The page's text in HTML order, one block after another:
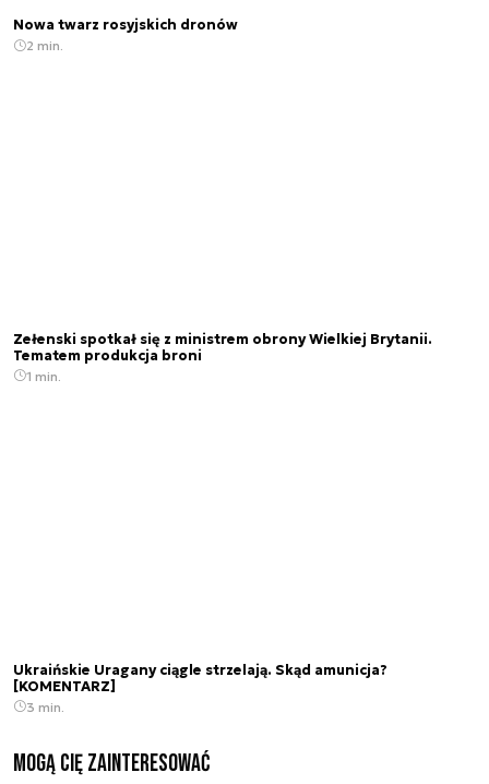
Nowa twarz rosyjskich dronów
2 min.
Zełenski spotkał się z ministrem obrony Wielkiej Brytanii.
Tematem produkcja broni
1 min.
Ukraińskie Uragany ciągle strzelają. Skąd amunicja?
[KOMENTARZ]
3 min.
Mogą Cię zainteresować